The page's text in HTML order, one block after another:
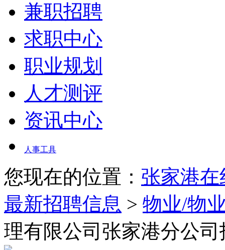
兼职招聘
求职中心
职业规划
人才测评
资讯中心
人事工具
您现在的位置： 张家港
最新招聘信息 > 物业/物
理有限公司张家港分公